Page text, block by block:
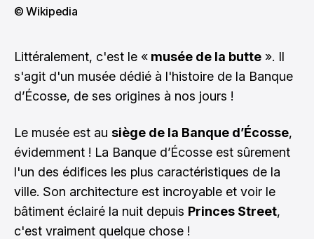
© Wikipedia
Littéralement, c'est le « musée de la butte ». Il
s'agit d'un musée dédié à l'histoire de la Banque
d’Écosse, de ses origines à nos jours !
Le musée est au siège de la Banque d’Écosse,
évidemment ! La Banque d’Écosse est sûrement
l'un des édifices les plus caractéristiques de la
ville. Son architecture est incroyable et voir le
bâtiment éclairé la nuit depuis Princes Street,
c'est vraiment quelque chose !